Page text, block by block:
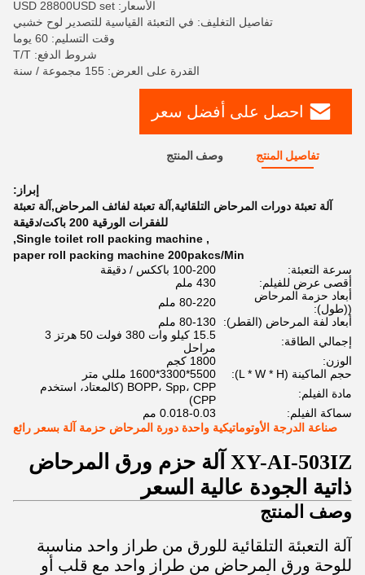
الأسعار: USD 28800USD set
تفاصيل التغليف: في التعبئة القياسية للتصدير لوح خشبي
وقت التسليم: 60 يوما
شروط الدفع: T/T
القدرة على العرض: 155 مجموعة / سنة
احصل على أفضل سعر
تفاصيل المنتج وصف المنتج
إبراز:
آلة تعبئة دورات المرحاض التلقائية,آلة تعبئة لفائف المرحاض,آلة تعبئة
للفقرات الورقية 200 باكت/دقيقة
,
Single toilet roll packing machine
,
paper roll packing machine 200pakcs/Min
سرعة التعبئة:
100-200 باككس / دقيقة
أقصى عرض للفيلم:
430 ملم
أبعاد حزمة المرحاض
((طول):
80-220 ملم
أبعاد لفة المرحاض (القطر):
80-130 ملم
إجمالي الطاقة:
15.5 كيلو وات 380 فولت 50 هرتز 3
مراحل
الوزن:
1800 كجم
حجم الماكينة (L * W * H):
5500*3300*1600 مللي متر
مادة الفيلم:
BOPP، Spp، CPP (كالمعتاد، استخدم
CPP)
سماكة الفيلم:
0.018-0.03 مم
صناعة الدرجة الأوتوماتيكية واحدة دورة المرحاض حزمة آلة بسعر رائع
XY-AI-503IZ آلة حزم ورق المرحاض
ذاتية الجودة عالية السعر
وصف المنتج
آلة التعبئة التلقائية للورق من طراز واحد مناسبة
للوحة ورق المرحاض من طراز واحد مع قلب أو